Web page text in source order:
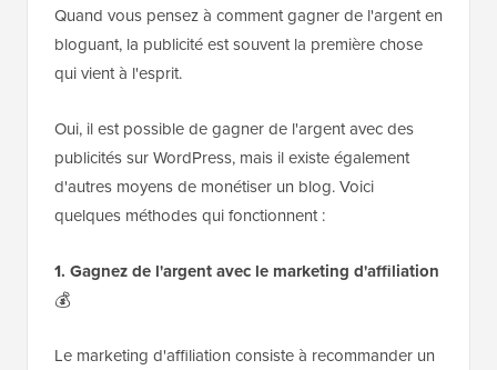
Quand vous pensez à comment gagner de l'argent en
bloguant, la publicité est souvent la première chose
qui vient à l'esprit.
Oui, il est possible de gagner de l'argent avec des
publicités sur WordPress, mais il existe également
d'autres moyens de monétiser un blog. Voici
quelques méthodes qui fonctionnent :
1. Gagnez de l'argent avec le marketing d'affiliation
💰
Le marketing d'affiliation consiste à recommander un